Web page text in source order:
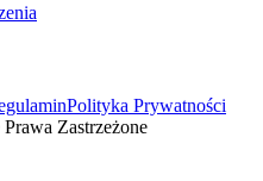
Polityka Prywatności
Zastrzeżone